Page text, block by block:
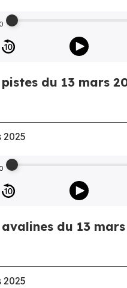
du 13 mars
2025
du 13
2025